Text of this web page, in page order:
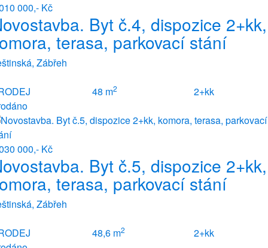
000,- Kč
Byt č.4, dispozice 2+kk,
terasa, parkovací stání
Zábřeh
48 m2
2+kk
000,- Kč
Byt č.5, dispozice 2+kk,
terasa, parkovací stání
Zábřeh
48,6 m2
2+kk